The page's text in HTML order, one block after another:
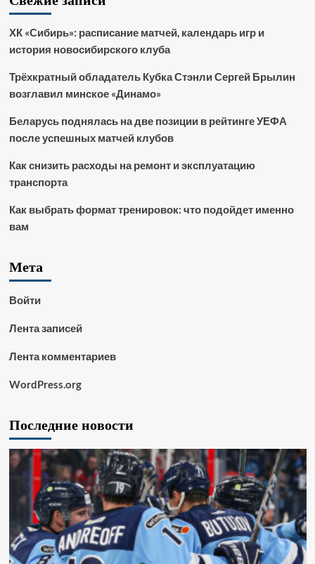
ХК «Сибирь»: расписание матчей, календарь игр и
история новосибирского клуба
Трёхкратный обладатель Кубка Стэнли Сергей Брылин
возглавил минское «Динамо»
Беларусь поднялась на две позиции в рейтинге УЕФА
после успешных матчей клубов
Как снизить расходы на ремонт и эксплуатацию
транспорта
Как выбрать формат тренировок: что подойдет именно
вам
Мета
Войти
Лента записей
Лента комментариев
WordPress.org
Последние новости